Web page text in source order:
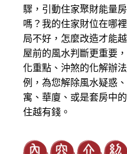
驟，引動住家聚財能量
嗎？我的住家財位在哪
局不好，怎麼改造才能
屋前的風水判斷更重要
化重點、沖煞的化解辦
例，為您解除風水疑惑
寓、華廈、或是套房中
住越有錢。